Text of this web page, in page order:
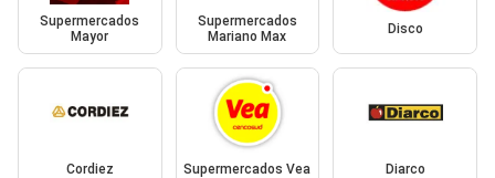
Supermercados
Mayor
Supermercados
Mariano Max
Disco
Cordiez Supermercados Vea Diarco